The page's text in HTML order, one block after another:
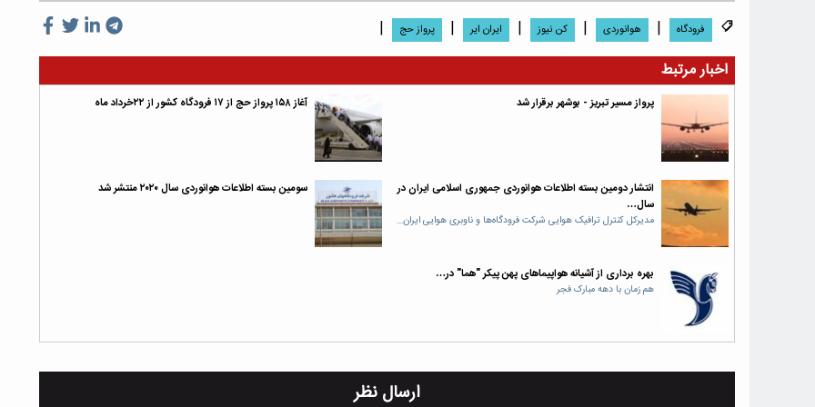
فرودگاه | هوانوردی | کن نیوز | ایران ایر | پرواز حج
|
اخبار مرتبط
پرواز مسیر تبریز - بوشهر برقرار شد آغاز ۱۵۸ پرواز حج از ۱۷ فرودگاه کشور از ۲۲خرداد ماه
انتشار دومین بسته اطلاعات هوانوردی جمهوری اسلامی ایران در
سال…
مدیرکل کنترل ترافیک هوایی شرکت فرودگاه‌ها و ناوبری هوایی ایران…
سومین بسته اطلاعات هوانوردی سال ۲۰۲۰ منتشر شد
بهره برداری از آشیانه هواپیما‌های پهن پیکر "هما" در…
هم زمان با دهه مبارک فجر
ارسال نظر